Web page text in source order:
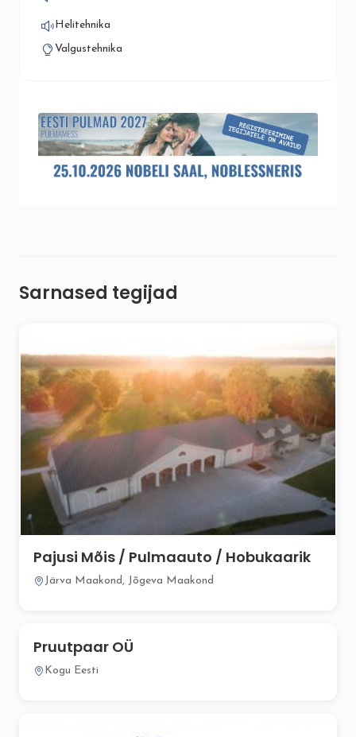
Helitehnika
Valgustehnika
Sarnased tegijad
Pajusi Mõis / Pulmaauto / Hobukaarik
Järva Maakond, Jõgeva Maakond
Pruutpaar OÜ
Kogu Eesti